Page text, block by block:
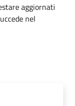
aggiornati
nel